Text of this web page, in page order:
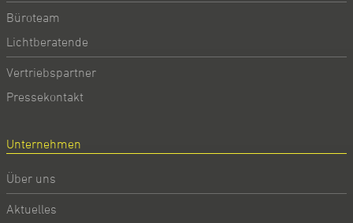
Büroteam
Lichtberatende
Vertriebspartner
Pressekontakt
Unternehmen
Über uns
Aktuelles